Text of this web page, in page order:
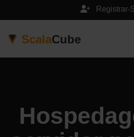
Registrar-
ScalaCube